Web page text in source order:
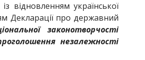
відновленням української
Декларації про державний
законотворчості
незалежності